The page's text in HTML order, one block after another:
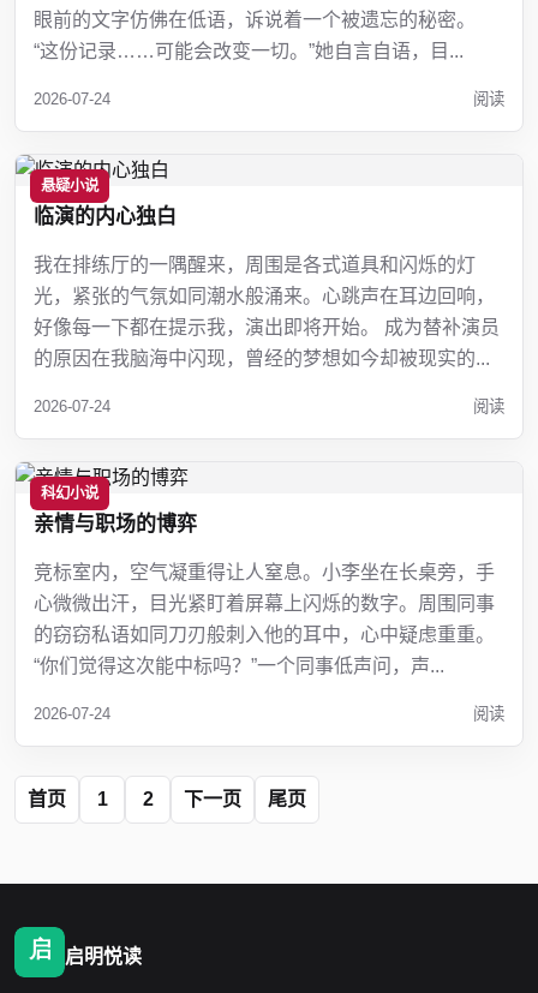
眼前的文字仿佛在低语，诉说着一个被遗忘的秘密。
“这份记录……可能会改变一切。”她自言自语，目...
2026-07-24 阅读
悬疑小说
临演的内心独白
我在排练厅的一隅醒来，周围是各式道具和闪烁的灯
光，紧张的气氛如同潮水般涌来。心跳声在耳边回响，
好像每一下都在提示我，演出即将开始。 成为替补演员
的原因在我脑海中闪现，曾经的梦想如今却被现实的...
2026-07-24 阅读
科幻小说
亲情与职场的博弈
竞标室内，空气凝重得让人窒息。小李坐在长桌旁，手
心微微出汗，目光紧盯着屏幕上闪烁的数字。周围同事
的窃窃私语如同刀刃般刺入他的耳中，心中疑虑重重。
“你们觉得这次能中标吗？”一个同事低声问，声...
2026-07-24 阅读
首页 1 2 下一页 尾页
启明悦读